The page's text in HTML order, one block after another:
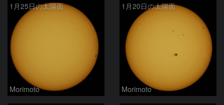
1月25日の太陽面
Morimoto
1月20日の太陽面
Morimoto